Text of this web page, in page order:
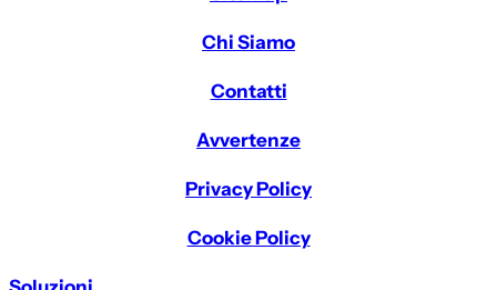
Chi Siamo
Contatti
Avvertenze
Privacy Policy
Cookie Policy